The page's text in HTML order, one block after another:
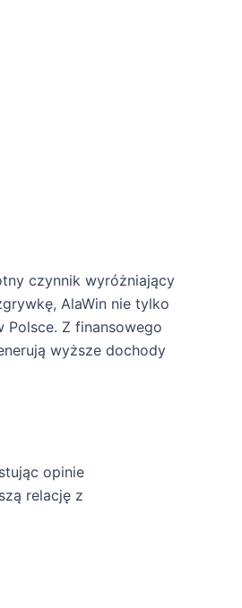
czynnik wyróżniający
AlaWin nie tylko
Z finansowego
wyższe dochody
opinie
relację z